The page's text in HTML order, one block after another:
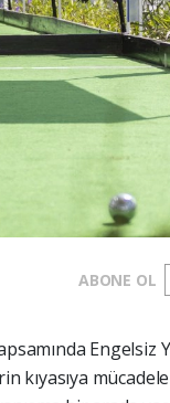
ABONE OL
Engelsiz
kıyasıya